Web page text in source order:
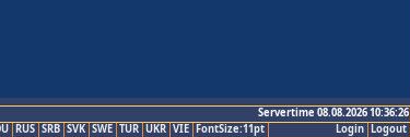
Servertime 08.08.2026 10:36:26
Logout
Login
RUS SRB SVK SWE TUR UKR VIE FontSize:11pt